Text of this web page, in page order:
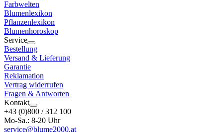
Farbwelten
Blumenlexikon
Pflanzenlexikon
Blumenhoroskop
Service
Bestellung
Versand & Lieferung
Garantie
Reklamation
Vertrag widerrufen
Fragen & Antworten
Kontakt
+43 (0)800 / 312 100
Mo-Sa.: 8-20 Uhr
service@blume2000.at